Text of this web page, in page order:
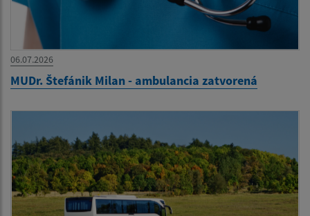
06.07.2026
MUDr. Štefánik Milan - ambulancia zatvorená